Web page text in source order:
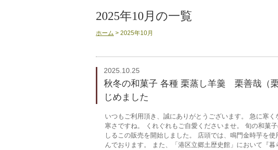
2025年10月の一覧
ホーム > 2025年10月
2025.10.25
秋冬の和菓子 各種 栗蒸し羊羹 栗善哉（
じめました
いつもご利用頂き、誠にありがとうございます。 急に寒
寒さですね。 くれぐれもご自愛くださいませ。 旬の和菓
しるこの販売を開始しました。 店頭では、鳴門金時芋を
んでおります。 また、「港区立郷土歴史館」において『暮